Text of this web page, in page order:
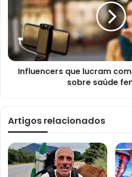
Influencers que lucram
sobre saúde
Artigos relacionados